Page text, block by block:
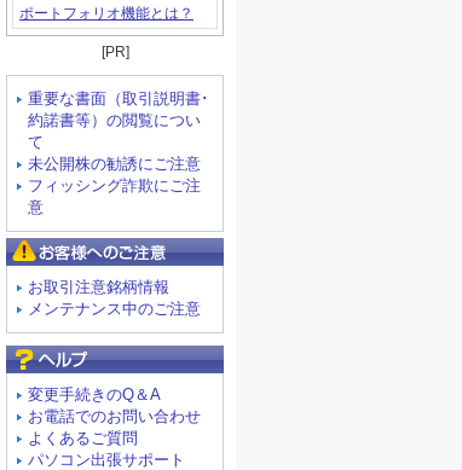
ポートフォリオ機能とは？
[PR]
重要な書面（取引説明書･
約諾書等）の閲覧につい
て
未公開株の勧誘にご注意
フィッシング詐欺にご注
意
お取引注意銘柄情報
メンテナンス中のご注意
変更手続きのQ＆A
お電話でのお問い合わせ
よくあるご質問
パソコン出張サポート